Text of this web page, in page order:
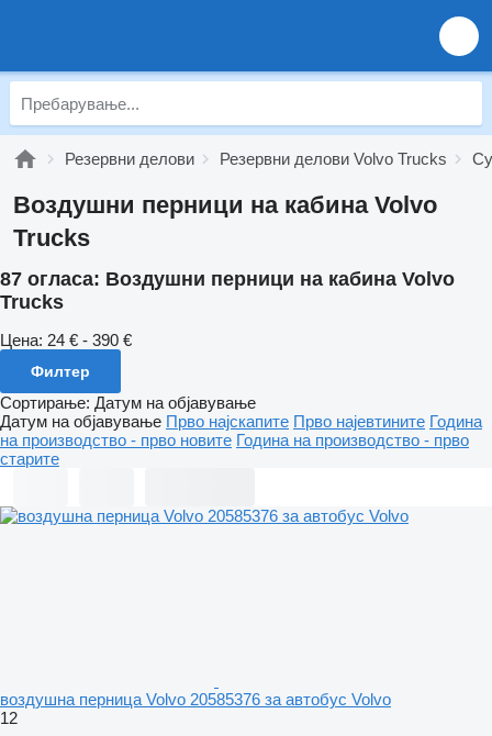
Резервни делови Резервни делови Volvo Trucks
Воздушни перници на кабина Volvo
Trucks
87 огласа: Воздушни перници на кабина Volvo
Trucks
Цена: 24 € - 390 €
Филтер
Сортирање: Датум на објавување
Датум на објавување Прво најскапите Прво најевтините Година
на производство - прво новите Година на производство - прво
старите
воздушна перница Volvo 20585376 за автобус Volvo
12